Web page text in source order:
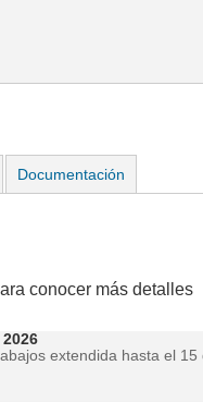
Documentación
conocer más detalles
2026
extendida hasta el 15